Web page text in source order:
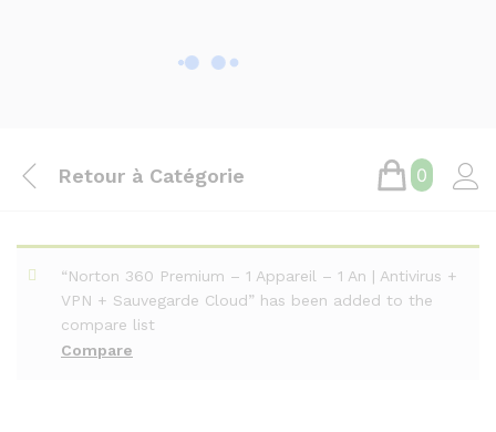
Retour à Catégorie 0
Compare
“Norton 360 Premium – 1 Appareil – 1 An | Antivirus +
VPN + Sauvegarde Cloud” has been added to the
compare list